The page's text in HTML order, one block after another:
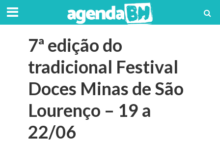
7ª edição do
tradicional Festival
Doces Minas de São
Lourenço – 19 a
22/06